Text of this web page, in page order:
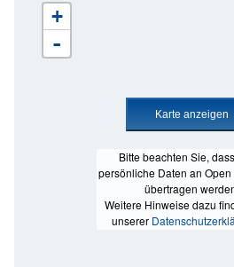
Bitte beachten Sie,
persönliche Daten an Open
übertragen
Weitere Hinweise dazu
unserer
+
-